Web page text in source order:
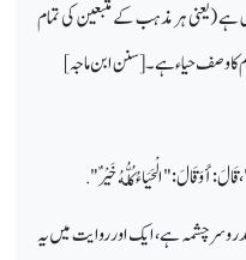
ہر مذہب کے متبعین کی تمام
کا وصف حیاء ہے۔[سنن ابن ماجہ]
قَالَ : أَوَ قَالَ : " الْحَيَاءُ كُلُّهُ خَيْرٌ ".
و سرچشمہ ہے، ایک اور روایت میں یہ